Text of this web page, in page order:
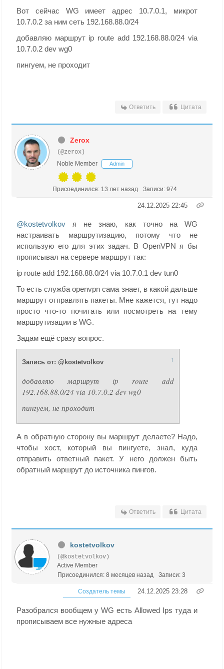
Вот сейчас WG имеет адрес 10.7.0.1, микрот
10.7.0.2 за ним сеть 192.168.88.0/24
добавляю маршрут ip route add 192.168.88.0/24 via
10.7.0.2 dev wg0
пингуем, не проходит
Ответить Цитата
Zerox
(@zerox)
Noble Member
Admin
Присоединился: 13 лет назад Записи: 974
24.12.2025 22:45
@kostetvolkov я не знаю, как точно на WG
настраивать маршрутизацию, потому что не
использую его для этих задач. В OpenVPN я бы
прописывал на сервере маршрут так:
ip route add 192.168.88.0/24 via 10.7.0.1 dev tun0
То есть служба openvpn сама знает, в какой дальше
маршрут отправлять пакеты. Мне кажется, тут надо
просто что-то почитать или посмотреть на тему
маршрутизации в WG.
Задам ещё сразу вопрос.
Запись от: @kostetvolkov ↑
добавляю маршрут ip route add
192.168.88.0/24 via 10.7.0.2 dev wg0
пингуем, не проходит
А в обратную сторону вы маршрут делаете? Надо,
чтобы хост, который вы пингуете, знал, куда
отправить ответный пакет. У него должен быть
обратный маршрут до источника пингов.
Ответить Цитата
kostetvolkov
(@kostetvolkov)
Active Member
Присоединился: 8 месяцев назад
Записи: 3
Создатель темы 24.12.2025 23:28
Разобрался вообщем у WG есть Allowed Ips туда и
прописываем все нужные адреса